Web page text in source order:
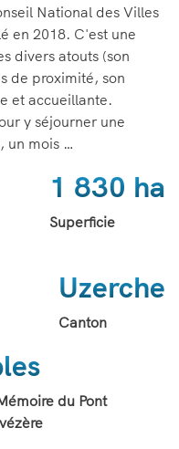
National des Villes
en 2018. C'est une
divers atouts (son
de proximité, son
et accueillante.
y séjourner une
un mois …
1 830 ha
Superficie
Uzerche
Canton
du Pont